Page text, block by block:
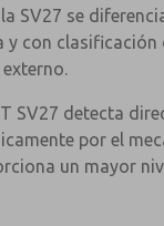
SV27 se
con
SV27 detecta
por el
un mayor